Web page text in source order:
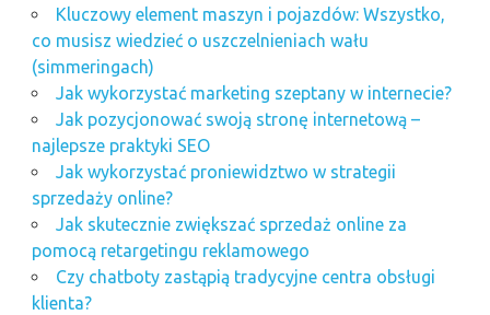
Kluczowy element maszyn i pojazdów: Wszystko,
co musisz wiedzieć o uszczelnieniach wału
(simmeringach)
Jak wykorzystać marketing szeptany w internecie?
Jak pozycjonować swoją stronę internetową –
najlepsze praktyki SEO
Jak wykorzystać proniewidztwo w strategii
sprzedaży online?
Jak skutecznie zwiększać sprzedaż online za
pomocą retargetingu reklamowego
Czy chatboty zastąpią tradycyjne centra obsługi
klienta?